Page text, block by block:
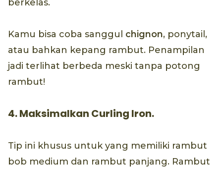
berkelas.
Kamu bisa coba sanggul chignon, ponytail,
atau bahkan kepang rambut. Penampilan
jadi terlihat berbeda meski tanpa potong
rambut!
4. Maksimalkan Curling Iron.
Tip ini khusus untuk yang memiliki rambut
bob medium dan rambut panjang. Rambut